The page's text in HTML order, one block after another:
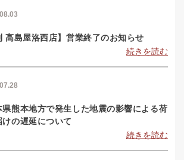
高島屋洛西店】営業終了のお知らせ
続きを読む
県熊本地方で発生した地震の影響による荷
の遅延について
続きを読む